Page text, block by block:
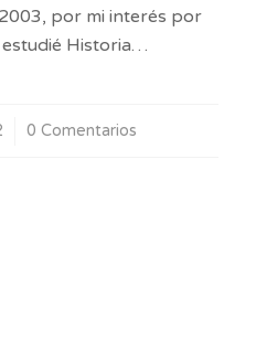
por mi interés por
Historia…
0 Comentarios